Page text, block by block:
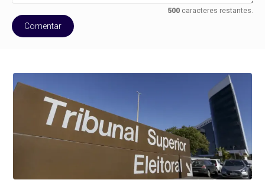
500caracteres restantes.
Comentar